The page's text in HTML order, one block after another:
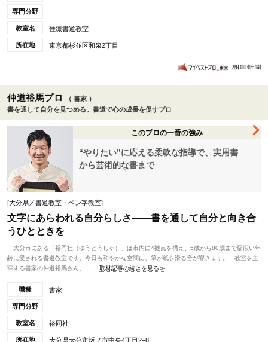
専門分野
教室名 佳凛書道教室
所在地 東京都杉並区和泉2丁目
仲道裕馬プロ
（ 書家 ）
書を通して自分を見つめる。書道で心の成長を促すプロ
このプロの一番の強み
“やりたい”に応える柔軟な指導で、実用書
から芸術的な書まで
[大分県／書道教室・ペン字教室]
文字にあらわれる自分らしさ――書を通して自分と向き合
うひとときを
大分市にある「裕同社（ゆうどうしゃ）」は市内に4拠点を構え、5歳から80歳まで幅広い年
齢に愛される書道教室です。今日も和やかな空間に、筆が紙を滑る音が響きます。 教室を主
宰する書家の仲道裕馬さん。...
取材記事の続きを見る≫
職種 書家
専門分野
教室名 裕同社
所在地 大分県大分市坂ノ市中央4丁目2−8